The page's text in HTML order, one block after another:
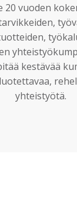
20 vuoden
kestävää
yhteistyötä.